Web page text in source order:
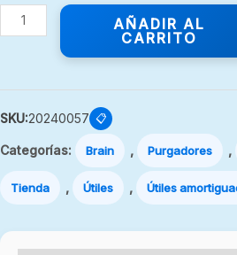
AÑADIR AL
CARRITO
SKU:20240057 📋
Categorías: Brain , Purgadores ,
Tienda , Útiles , Útiles